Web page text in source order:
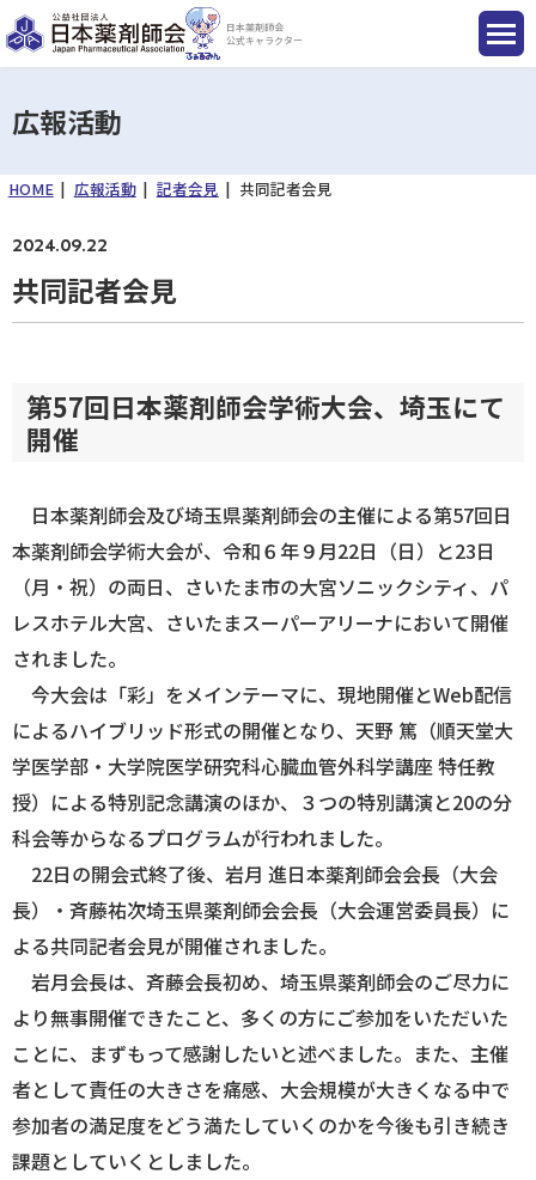
日本薬剤師会
公式キャラクター
国民のみなさまへ
薬剤師を目指す方へ
入会のご案内
ログイン
広報活動
HOME 広報活動 記者会見 共同記者会見
2024.09.22
共同記者会見
第57回日本薬剤師会学術大会、埼玉にて
開催
日本薬剤師会及び埼玉県薬剤師会の主催による第57回日
本薬剤師会学術大会が、令和６年９月22日（日）と23日
（月・祝）の両日、さいたま市の大宮ソニックシティ、パ
レスホテル大宮、さいたまスーパーアリーナにおいて開催
されました。
今大会は「彩」をメインテーマに、現地開催とWeb配信
によるハイブリッド形式の開催となり、天野 篤（順天堂大
学医学部・大学院医学研究科心臓血管外科学講座 特任教
授）による特別記念講演のほか、３つの特別講演と20の分
科会等からなるプログラムが行われました。
22日の開会式終了後、岩月 進日本薬剤師会会長（大会
長）・斉藤祐次埼玉県薬剤師会会長（大会運営委員長）に
よる共同記者会見が開催されました。
岩月会長は、斉藤会長初め、埼玉県薬剤師会のご尽力に
より無事開催できたこと、多くの方にご参加をいただいた
ことに、まずもって感謝したいと述べました。また、主催
者として責任の大きさを痛感、大会規模が大きくなる中で
参加者の満足度をどう満たしていくのかを今後も引き続き
課題としていくとしました。